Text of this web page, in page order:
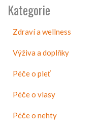
Kategorie
Zdraví a wellness
Výživa a doplňky
Péče o pleť
Péče o vlasy
Péče o nehty